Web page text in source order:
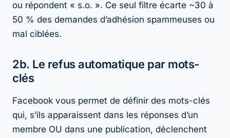
ou répondent « s.o. ». Ce seul filtre écarte ~30 à
50 % des demandes d’adhésion spammeuses ou
mal ciblées.
2b. Le refus automatique par mots-
clés
Facebook vous permet de définir des mots-clés
qui, s’ils apparaissent dans les réponses d’un
membre OU dans une publication, déclenchent